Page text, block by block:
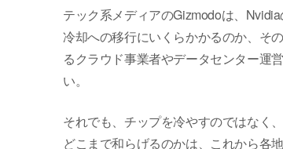
テック系メディアのGizmodoは、
冷却への移行にいくらかかるのか、そ
るクラウド事業者やデータセンター運
い。
それでも、チップを冷やすのではなく
どこまで和らげるのかは、これから各